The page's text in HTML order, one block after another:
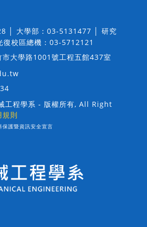
│ 大學部：03-5131477 │ 研究
校區總機：03-5712121
大學路1001號工程五館437室
工程學系 - 版權所有, All Right
規則
保護暨資訊安全宣言